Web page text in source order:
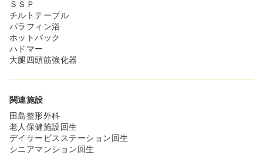
ＳＳＰ
チルトテーブル
パラフィン浴
ホットパック
ハドマー
大腿四頭筋強化器
関連施設
田島整形外科
老人保健施設回生
デイサービスステーション回生
シニアマンション回生